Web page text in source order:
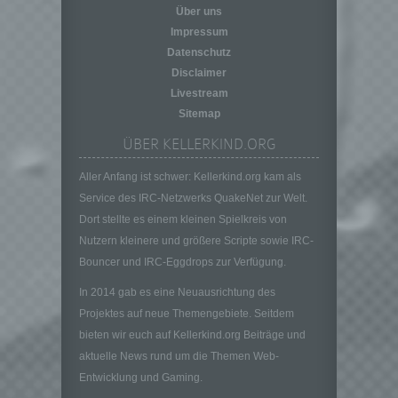
Über uns
Impressum
Datenschutz
Disclaimer
Livestream
Sitemap
ÜBER KELLERKIND.ORG
Aller Anfang ist schwer: Kellerkind.org kam als
Service des IRC-Netzwerks QuakeNet zur Welt.
Dort stellte es einem kleinen Spielkreis von
Nutzern kleinere und größere Scripte sowie IRC-
Bouncer und IRC-Eggdrops zur Verfügung.
In 2014 gab es eine Neuausrichtung des
Projektes auf neue Themengebiete. Seitdem
bieten wir euch auf Kellerkind.org Beiträge und
aktuelle News rund um die Themen Web-
Entwicklung und Gaming.
personenbezogener Daten in einer Weise,
ohne Hinzuziehung zusätzlicher
Informationen nicht mehr einer spezifischen
betroffenen Person zugeordnet werden
können, sofern diese zusätzlichen
Informationen gesondert aufbewahrt werden
Maßnahmen unterliegen, die gewährleisten,
dass die personenbezogenen Daten nicht
einer identifizierten oder identifizierbaren
natürlichen Person zugewiesen werden.
g) Verantwortlicher oder für die Verarbeitung
Verantwortlicher
Verantwortlicher oder für die Verarbeitung
juristische Person, Behörde, Einrichtung
oder andere Stelle, die allein oder
gemeinsam mit anderen über die Zwecke
und Mittel der Verarbeitung von
Sind die Zwecke und Mittel dieser